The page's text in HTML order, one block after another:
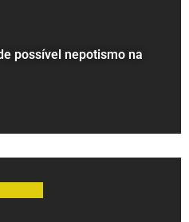
possível nepotismo na